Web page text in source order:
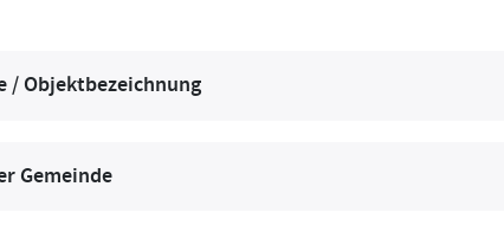
/ Objektbezeichnung
Gemeinde